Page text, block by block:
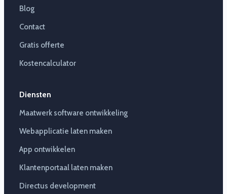
Blog
Contact
Gratis offerte
Kostencalculator
Diensten
Maatwerk software ontwikkeling
Webapplicatie laten maken
App ontwikkelen
Klantenportaal laten maken
Directus development